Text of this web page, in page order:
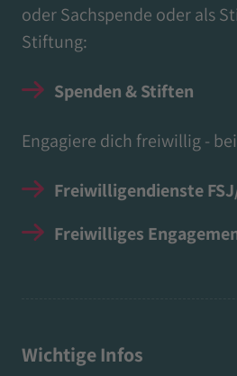
oder Sachspende oder als
Stiftung:
Spenden & Stiften
Engagiere dich freiwillig - bei
Freiwilligendienste
Freiwilliges
Wichtige Infos